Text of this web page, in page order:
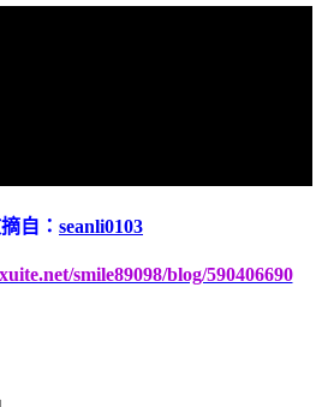
自： seanli0103
smile89098/blog/590406690